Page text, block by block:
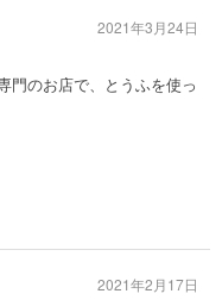
門のお店で、とうふを使っ
2021年3月24日
2021年2月17日